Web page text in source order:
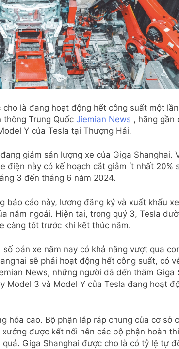
là đang hoạt động hết công suất một
Trung Quốc Jiemian News , hãng gần
Y của Tesla tại Thượng Hải.
giảm sản lượng xe của Giga Shanghai.
điện này có kế hoạch cắt giảm ít nhất 20%
3 đến tháng 6 năm 2024.
báo cáo này, lượng đăng ký và xuất khẩu
năm ngoái. Hiện tại, trong quý 3, Tesla
càng tốt trước khi kết thúc năm.
bán xe năm nay có khả năng vượt qua
sẽ phải hoạt động hết công suất, có
News, những người đã đến thăm Giga
Model 3 và Model Y của Tesla đang hoạt
hóa cao. Bộ phận lắp ráp chung của cơ sở
được kết nối nên các bộ phận hoàn
Giga Shanghai được cho là có tỷ lệ tự